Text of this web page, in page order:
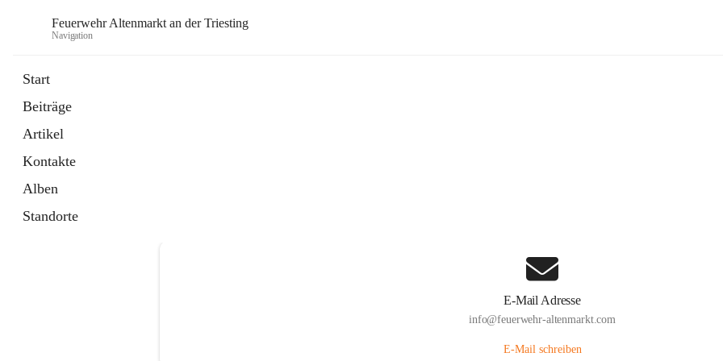
Feuerwehr Altenmarkt an der Triesting
Navigation
Start
Beiträge
Artikel
Kontakte
Alben
Standorte
E-Mail Adresse
info@feuerwehr-altenmarkt.com
E-Mail schreiben